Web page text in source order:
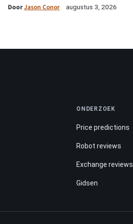
DoorJason Conor augustus 3, 2026
ONDERZOEK
Price predictions
Robot reviews
Exchange reviews
Gidsen